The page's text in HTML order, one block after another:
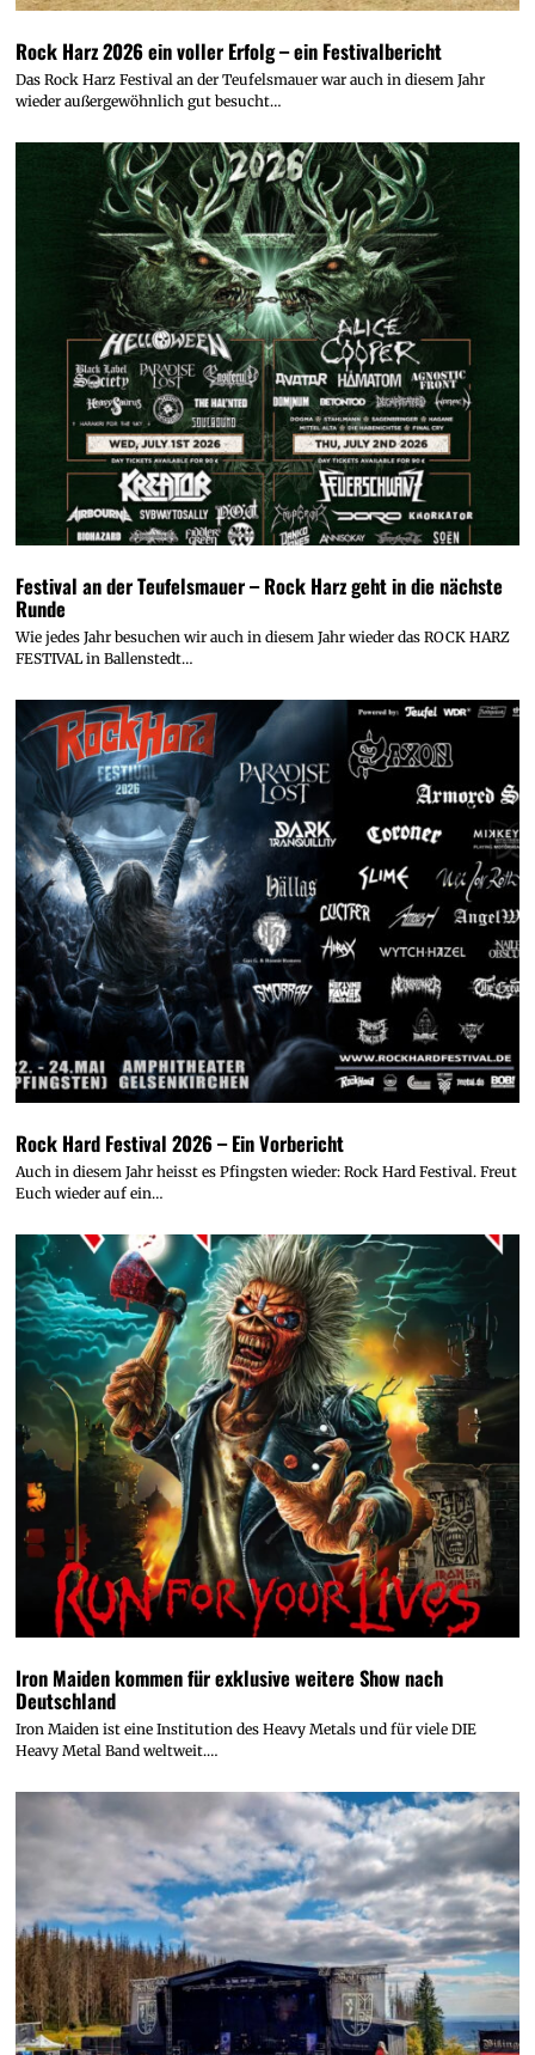
Rock Harz 2026 ein voller Erfolg – ein Festivalbericht
Das Rock Harz Festival an der Teufelsmauer war auch in diesem Jahr
wieder außergewöhnlich gut besucht…
Festival an der Teufelsmauer – Rock Harz geht in die nächste
Runde
Wie jedes Jahr besuchen wir auch in diesem Jahr wieder das ROCK HARZ
FESTIVAL in Ballenstedt…
Rock Hard Festival 2026 – Ein Vorbericht
Auch in diesem Jahr heisst es Pfingsten wieder: Rock Hard Festival. Freut
Euch wieder auf ein…
Iron Maiden kommen für exklusive weitere Show nach
Deutschland
Iron Maiden ist eine Institution des Heavy Metals und für viele DIE
Heavy Metal Band weltweit.…